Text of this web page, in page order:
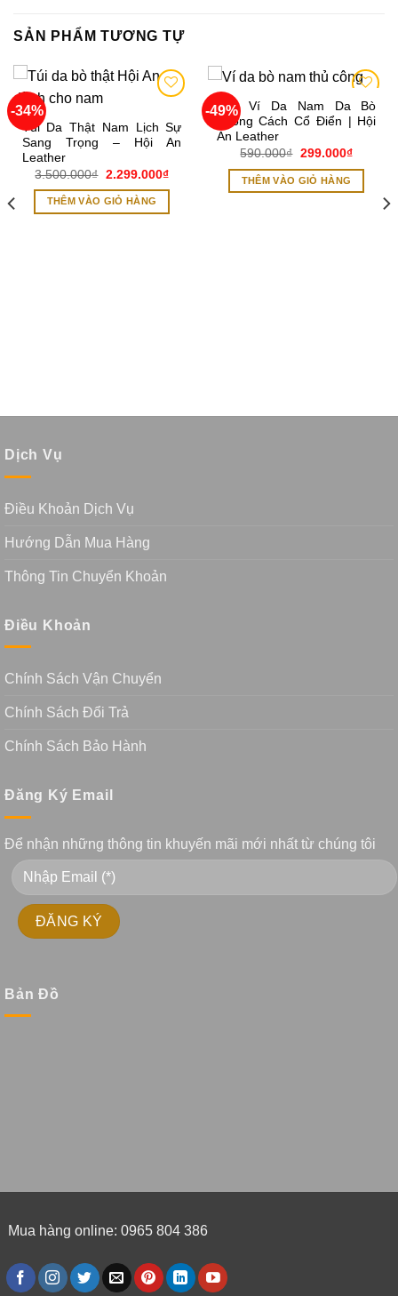
SẢN PHẨM TƯƠNG TỰ
-34%
wishlist
Túi Da Thật Nam Lịch Sự
Sang Trọng – Hội An
Leather
3.500.000₫ Giá
là:
3.500.000₫.
2.299.000₫Giá
THÊM VÀO GIỎ HÀNG
-49%
Add to
wishlist
Bóp Ví Da Nam Da Bò
Phong Cách Cổ Điển | Hội
An Leather
590.000₫ Giá
là:
590.000₫.
299.000₫Giá
THÊM VÀO GIỎ HÀNG
Dịch Vụ
Điều Khoản Dịch Vụ
Hướng Dẫn Mua Hàng
Thông Tin Chuyển Khoản
Điều Khoản
Chính Sách Vận Chuyển
Chính Sách Đổi Trả
Chính Sách Bảo Hành
Đăng Ký Email
Để nhận những thông tin khuyến mãi mới nhất từ chúng tôi
Bản Đồ
Mua hàng online: 0965 804 386